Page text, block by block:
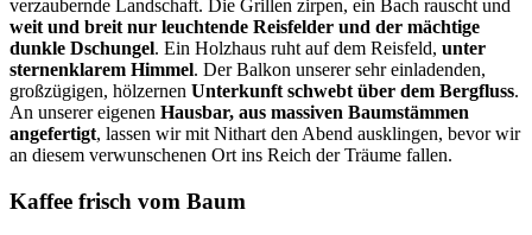
verzaubernde Landschaft. Die Grillen zirpen, ein Bach rauscht und
weit und breit nur leuchtende Reisfelder und der mächtige
dunkle Dschungel. Ein Holzhaus ruht auf dem Reisfeld, unter
sternenklarem Himmel. Der Balkon unserer sehr einladenden,
großzügigen, hölzernen Unterkunft schwebt über dem Bergfluss.
An unserer eigenen Hausbar, aus massiven Baumstämmen
angefertigt, lassen wir mit Nithart den Abend ausklingen, bevor wir
an diesem verwunschenen Ort ins Reich der Träume fallen.
Kaffee frisch vom Baum